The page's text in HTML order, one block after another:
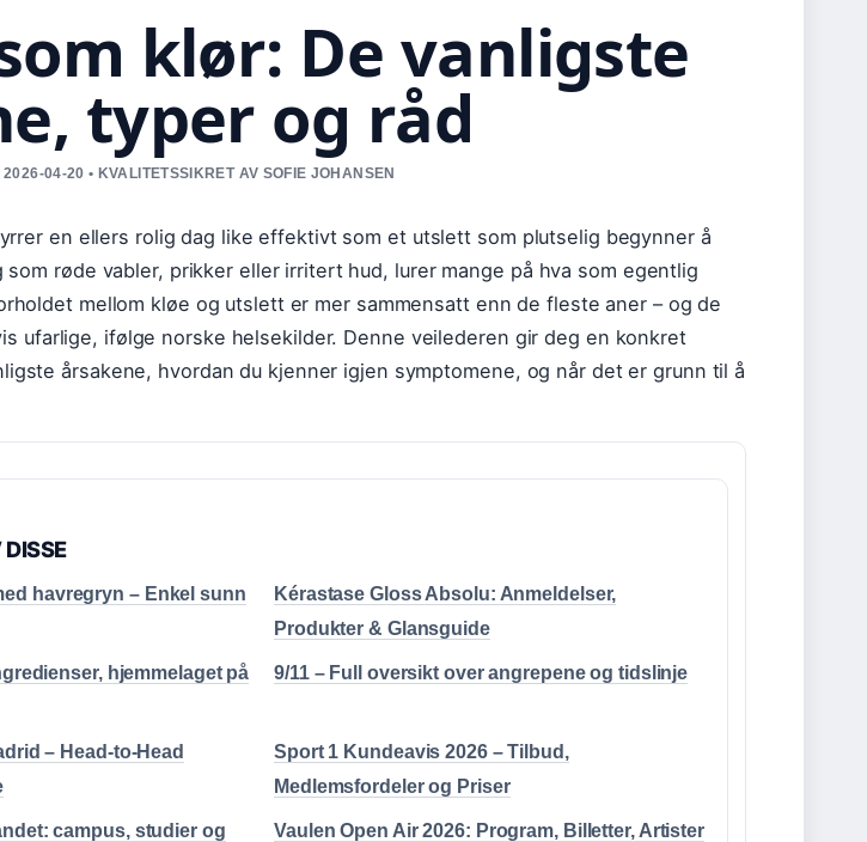
klør: De vanligste
typer og råd
04-20 • KVALITETSSIKRET AV SOFIE JOHANSEN
en ellers rolig dag like effektivt som et utslett som plutselig begynner å
røde vabler, prikker eller irritert hud, lurer mange på hva som egentlig
mellom kløe og utslett er mer sammensatt enn de fleste aner – og de
ufarlige, ifølge norske helsekilder. Denne veilederen gir deg en konkret
årsakene, hvordan du kjenner igjen symptomene, og når det er grunn til å
DISSE
havregryn – Enkel sunn
Kérastase Gloss Absolu: Anmeldelser,
Produkter & Glansguide
hjemmelaget på
9/11 – Full oversikt over angrepene og tidslinje
– Head-to-Head
Sport 1 Kundeavis 2026 – Tilbud,
Medlemsfordeler og Priser
campus, studier og
Vaulen Open Air 2026: Program, Billetter, Artister